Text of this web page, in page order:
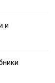
и